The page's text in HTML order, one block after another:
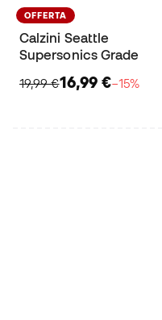
OFFERTA
Calzini Seattle
Supersonics Grade
19,99 €16,99 €−15%